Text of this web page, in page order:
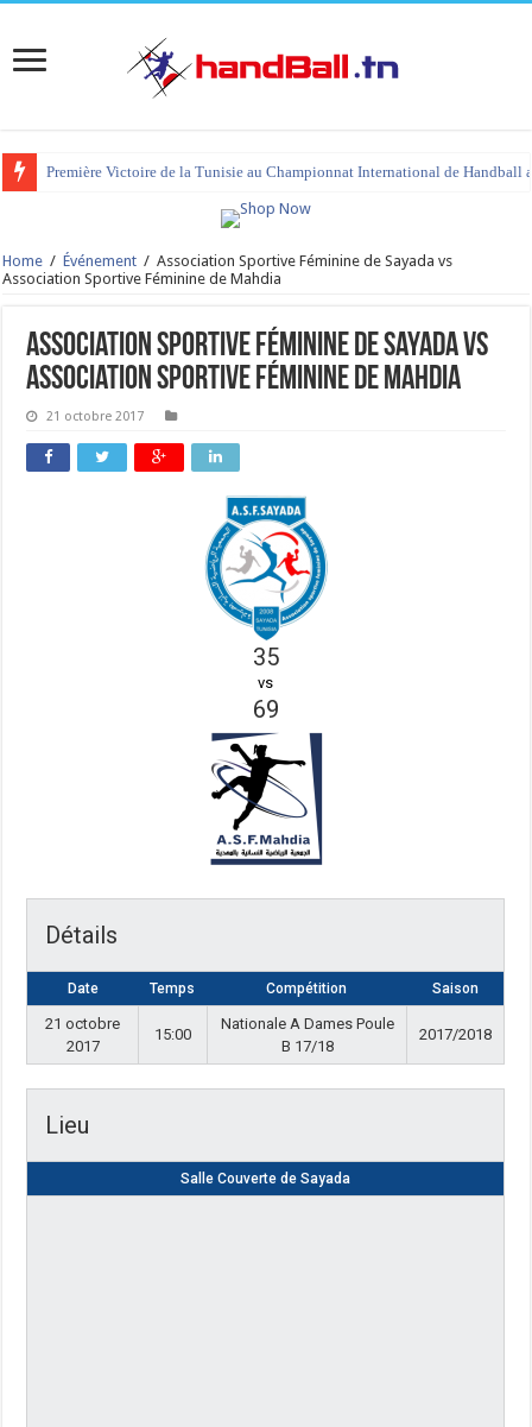
Première Victoire de la Tunisie au Championnat International de Handball
Home / Événement / Association Sportive Féminine de Sayada vs
Association Sportive Féminine de Mahdia
Association Sportive Féminine de Sayada vs
Association Sportive Féminine de Mahdia
21 octobre 2017
35
vs
69
Détails
Date Temps Compétition Saison
21 octobre
2017
15:00
Nationale A Dames Poule
B 17/18
2017/2018
Lieu
Salle Couverte de Sayada